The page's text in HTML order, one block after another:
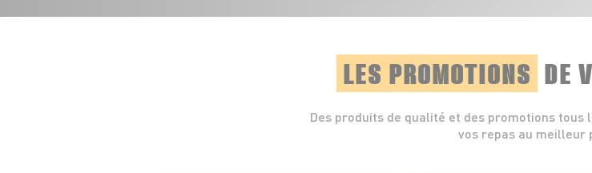
LES PROMOTIONS DE
Des produits de qualité et des promotions tous
vos repas au meilleur